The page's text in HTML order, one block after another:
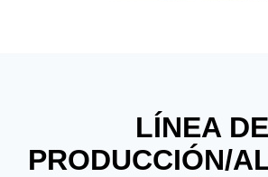
LÍNEA DE
PRODUCCIÓN/